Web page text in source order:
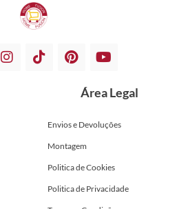
Área Legal
Envios e Devoluções
Montagem
Politica de Cookies
Politica de Privacidade